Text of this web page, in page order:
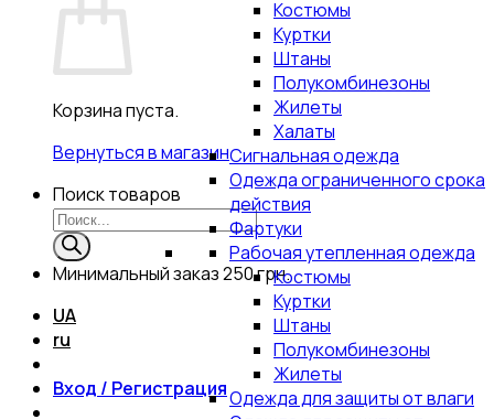
Корзина пуста.
Вернуться в магазин
Поиск товаров
Минимальный заказ250 грн.
UA
ru
Вход / Регистрация
Костюмы
Куртки
Штаны
Полукомбинезоны
Жилеты
Халаты
Сигнальная одежда
Одежда ограниченного срока
действия
Фартуки
Рабочая утепленная одежда
Костюмы
Куртки
Штаны
Полукомбинезоны
Жилеты
Одежда для защиты от влаги